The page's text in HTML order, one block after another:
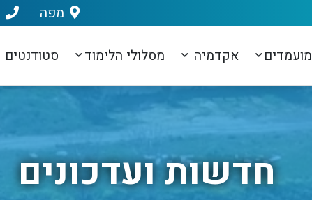
מפה
מועמדים אקדמיה מסלולי הלימוד סטודנטים
חדשות ועדכונים